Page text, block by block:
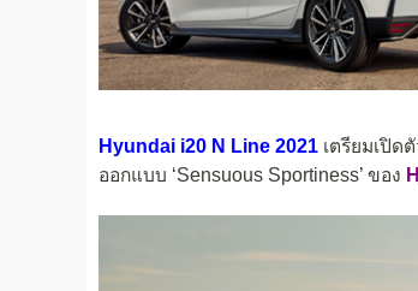
Hyundai i20 N Line 2021 เตรียมเปิด
ออกแบบ ‘Sensuous Sportiness’ ของ